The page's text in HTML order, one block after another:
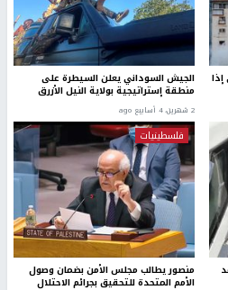
الجيش السوداني يعلن السيطرة على
منطقة إستراتيجية بولاية النيل الأزرق
2 شهرين، 4 أسابيع ago
فلسطينيات
منصور يطالب مجلس الأمن بضمان وصول
الأمم المتحدة للتحقيق بجرائم الاحتلال